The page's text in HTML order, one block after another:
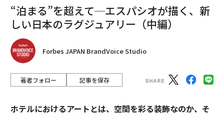
“泊まる”を超えて─エスパシオが描く、新
しい日本のラグジュアリー（中編）
Forbes JAPAN BrandVoice Studio
著者フォロー 記事を保存
ホテルにおけるアートとは、空間を彩る装飾なのか、そ